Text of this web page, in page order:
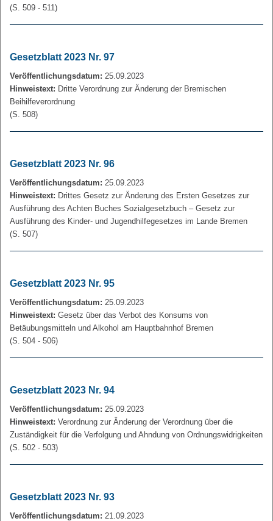
(S. 509 - 511)
Gesetzblatt 2023 Nr. 97
Veröffentlichungsdatum: 25.09.2023
Hinweistext: Dritte Verordnung zur Änderung der Bremischen
Beihilfeverordnung
(S. 508)
Gesetzblatt 2023 Nr. 96
Veröffentlichungsdatum: 25.09.2023
Hinweistext: Drittes Gesetz zur Änderung des Ersten Gesetzes zur
Ausführung des Achten Buches Sozialgesetzbuch – Gesetz zur
Ausführung des Kinder- und Jugendhilfegesetzes im Lande Bremen
(S. 507)
Gesetzblatt 2023 Nr. 95
Veröffentlichungsdatum: 25.09.2023
Hinweistext: Gesetz über das Verbot des Konsums von
Betäubungsmitteln und Alkohol am Hauptbahnhof Bremen
(S. 504 - 506)
Gesetzblatt 2023 Nr. 94
Veröffentlichungsdatum: 25.09.2023
Hinweistext: Verordnung zur Änderung der Verordnung über die
Zuständigkeit für die Verfolgung und Ahndung von Ordnungswidrigkeiten
(S. 502 - 503)
Gesetzblatt 2023 Nr. 93
Veröffentlichungsdatum: 21.09.2023